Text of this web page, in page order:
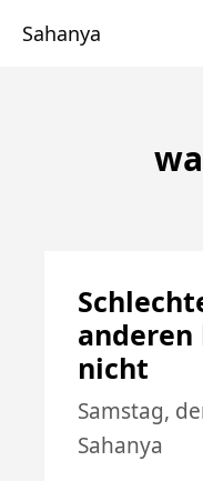
Sahanya
anderen
nicht
Samstag,
Sahanya